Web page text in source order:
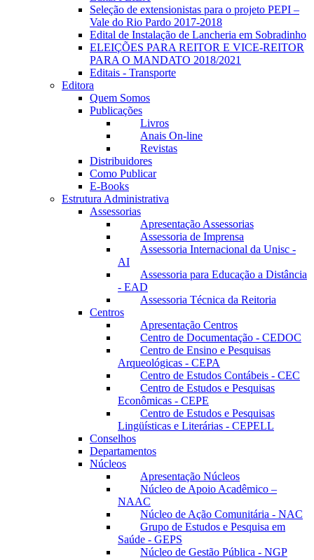
Seleção de extensionistas para o projeto PEPI –
Vale do Rio Pardo 2017-2018
Edital de Instalação de Lancheria em Sobradinho
ELEIÇÕES PARA REITOR E VICE-REITOR
PARA O MANDATO 2018/2021
Editais - Transporte
Editora
Quem Somos
Publicações
Livros
Anais On-line
Revistas
Distribuidores
Como Publicar
E-Books
Estrutura Administrativa
Assessorias
Apresentação Assessorias
Assessoria de Imprensa
Assessoria Internacional da Unisc -
AI
Assessoria para Educação a Distância
- EAD
Assessoria Técnica da Reitoria
Centros
Apresentação Centros
Centro de Documentação - CEDOC
Centro de Ensino e Pesquisas
Arqueológicas - CEPA
Centro de Estudos Contábeis - CEC
Centro de Estudos e Pesquisas
Econômicas - CEPE
Centro de Estudos e Pesquisas
Lingüísticas e Literárias - CEPELL
Conselhos
Departamentos
Núcleos
Apresentação Núcleos
Núcleo de Apoio Acadêmico –
NAAC
Núcleo de Ação Comunitária - NAC
Grupo de Estudos e Pesquisa em
Saúde - GEPS
Núcleo de Gestão Pública - NGP